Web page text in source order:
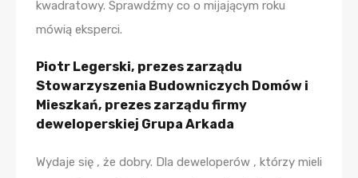
kwadratowy. Sprawdźmy co o mijającym roku
mówią eksperci.
Piotr Legerski, prezes zarządu
Stowarzyszenia Budowniczych Domów i
Mieszkań, prezes zarządu firmy
deweloperskiej Grupa Arkada
Wydaje się , że dobry. Dla deweloperów , którzy mieli